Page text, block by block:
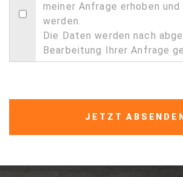
meiner Anfrage erhoben
werden.
Die Daten werden nach
Bearbeitung Ihrer Anfrage
JETZT ABSENDEN